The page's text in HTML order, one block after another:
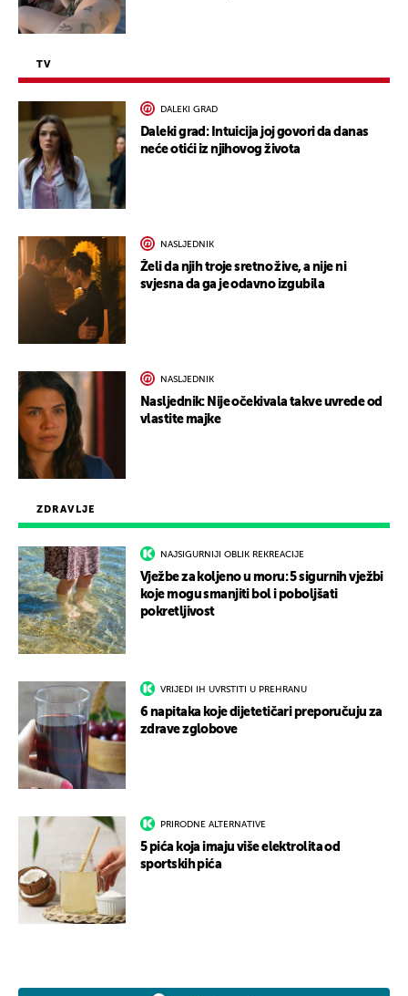
ZDRAVLJE
NAJSIGURNIJI OBLIK REKREACIJE
Vježbe za koljeno u moru: 5 sigurnih vježbi
koje mogu smanjiti bol i poboljšati
pokretljivost
VRIJEDI IH UVRSTITI U PREHRANU
6 napitaka koje dijetetičari preporučuju za
zdrave zglobove
PRIRODNE ALTERNATIVE
5 pića koja imaju više elektrolita od
sportskih pića
TV
DALEKI GRAD
Daleki grad: Intuicija joj govori da danas
neće otići iz njihovog života
NASLJEDNIK
Želi da njih troje sretno žive, a nije ni
svjesna da ga je odavno izgubila
NASLJEDNIK
Nasljednik: Nije očekivala takve uvrede od
vlastite majke